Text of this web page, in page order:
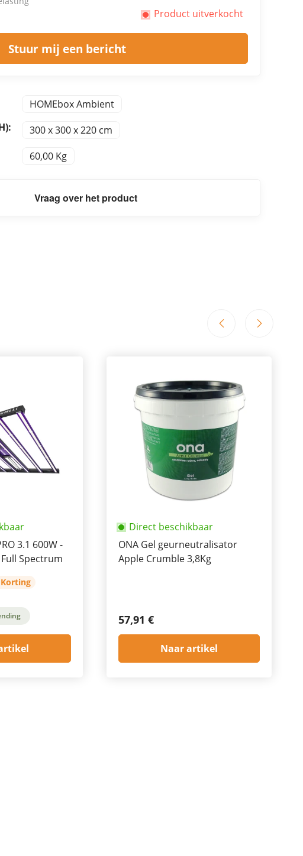
Product uitverkocht
Stuur mij een bericht
HOMEbox Ambient
300 x 300 x 220 cm
60,00 Kg
Vraag over het product
3.1 600W -
Spectrum
Direct beschikbaar
ONA Gel geurneutralisator
Apple Crumble 3,8Kg
57,91 €
Naar artikel